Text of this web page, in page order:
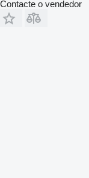
Contacte o vendedor